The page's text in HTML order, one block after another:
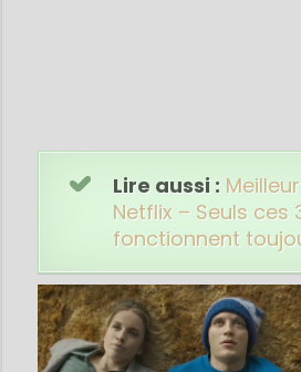
Lire aussi :
Netflix – Seuls ces
fonctionnent